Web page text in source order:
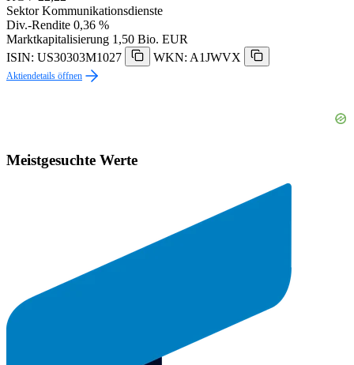
Sektor Kommunikationsdienste
Div.-Rendite 0,36 %
Marktkapitalisierung 1,50 Bio. EUR
ISIN: US30303M1027
WKN: A1JWVX
Aktiendetails öffnen
Meistgesuchte Werte